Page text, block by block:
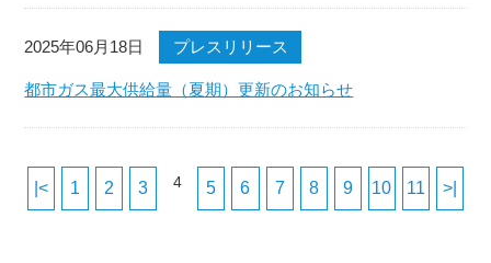
2025年06月18日 プレスリリース
都市ガス最大供給量（夏期）更新のお知らせ
|< 1 2 3 4 5 6 7 8 9 10 11 >|